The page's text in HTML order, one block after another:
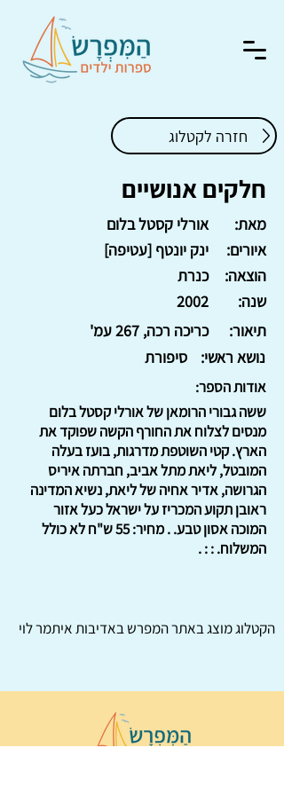
חזרה לקטלוג
חלקים אנושיים
אורלי קסטל בלום
מאת:
ינק יונטף [עטיפה]
איורים:
כנרת
הוצאה:
2002
שנה:
כריכה רכה, 267 עמ'
תיאור:
סיפורת
נושא ראשי:
אודות הספר:
ששה גבורי הרומאן של אורלי קסטל בלום
מנסים לצלוח את החורף הקשה שפוקד את
הארץ. קטי השוטפת מדרגות, בועז בעלה
המובטל, ליאת מתל אביב, חברתה איריס
הגרושה, אדיר אחיה של ליאת, נשיא המדינה
ראובן תקוע המכריז על ישראל כעל אזור
המוכה אסון טבע. . מחיר: 55 ש"ח לא כולל
המשלוח. : : .
הקטלוג מוצג באתרהמפרשבאדיבות איתמר לוי